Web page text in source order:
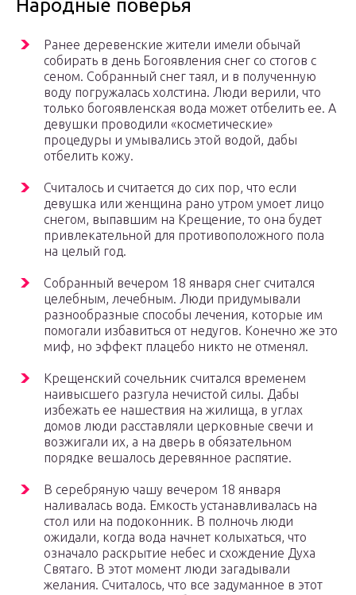
Народные поверья
Ранее деревенские жители имели обычай
собирать в день Богоявления снег со стогов с
сеном. Собранный снег таял, и в полученную
воду погружалась холстина. Люди верили, что
только богоявленская вода может отбелить ее. А
девушки проводили «косметические»
процедуры и умывались этой водой, дабы
отбелить кожу.
Считалось и считается до сих пор, что если
девушка или женщина рано утром умоет лицо
снегом, выпавшим на Крещение, то она будет
привлекательной для противоположного пола
на целый год.
Собранный вечером 18 января снег считался
целебным, лечебным. Люди придумывали
разнообразные способы лечения, которые им
помогали избавиться от недугов. Конечно же это
миф, но эффект плацебо никто не отменял.
Крещенский сочельник считался временем
наивысшего разгула нечистой силы. Дабы
избежать ее нашествия на жилища, в углах
домов люди расставляли церковные свечи и
возжигали их, а на дверь в обязательном
порядке вешалось деревянное распятие.
В серебряную чашу вечером 18 января
наливалась вода. Емкость устанавливалась на
стол или на подоконник. В полночь люди
ожидали, когда вода начнет колыхаться, что
означало раскрытие небес и схождение Духа
Святаго. В этот момент люди загадывали
желания. Считалось, что все задуманное в этот